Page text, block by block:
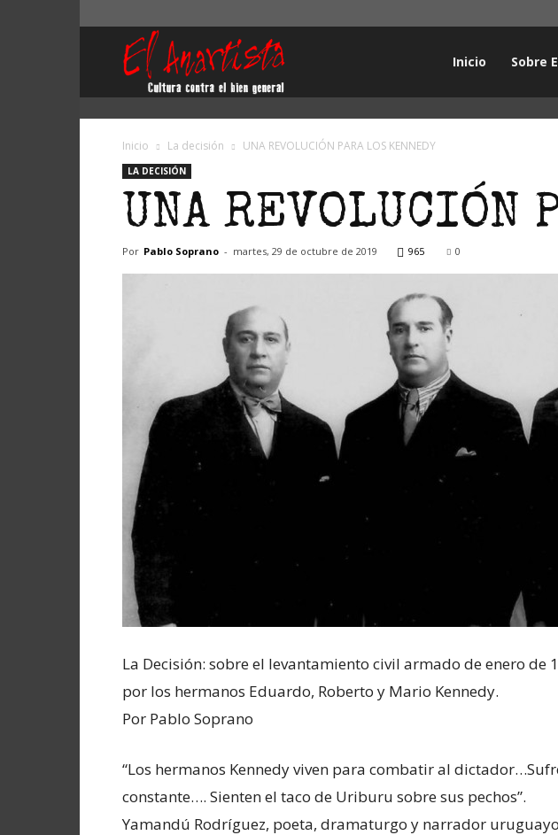
Inicio Sobre
Inicio La decisión UNA REVOLUCIÓN PARA LOS KENNEDY
LA DECISIÓN
UNA REVOLUCIÓN
Por Pablo Soprano - martes, 29 de octubre de 2019 965 0
La Decisión: sobre el levantamiento civil armado de enero de
por los hermanos Eduardo, Roberto y Mario Kennedy.
Por Pablo Soprano
“Los hermanos Kennedy viven para combatir al
constante…. Sienten el taco de Uriburu sobre sus pechos”.
Yamandú Rodríguez, poeta, dramaturgo y narrador uruguayo